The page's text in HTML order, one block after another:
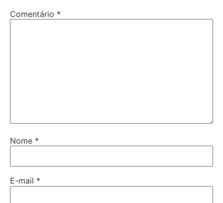
Comentário *
Nome *
E-mail *